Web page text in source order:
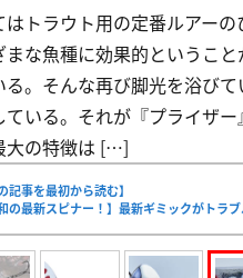
はトラウト用の定番ルアー
まな魚種に効果的というこ
る。そんな再び脚光を浴び
ている。それが『プライザ
大の特徴は […]
記事を最初から読む】
和の最新スピナー！】最新ギミックがトラ